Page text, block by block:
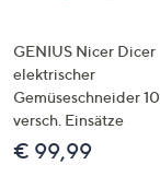
GENIUS Nicer Dicer
elektrischer
Gemüseschneider 10
versch. Einsätze
€ 99,99